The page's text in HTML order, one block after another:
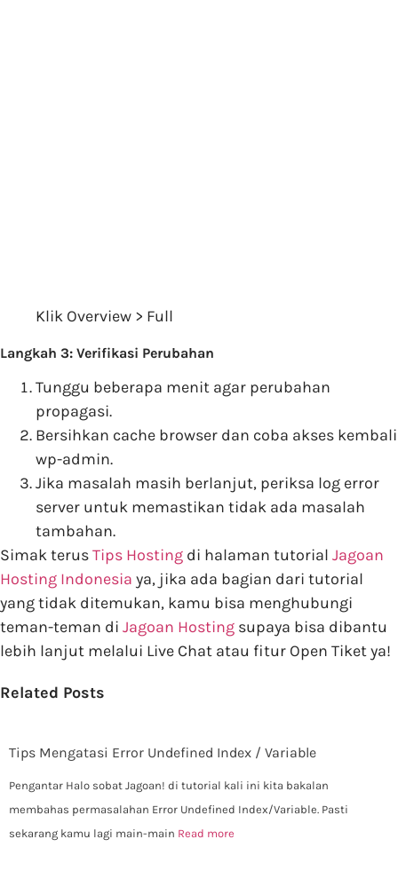
Klik Overview > Full
Langkah 3: Verifikasi Perubahan
Tunggu beberapa menit agar perubahan
propagasi.
Bersihkan cache browser dan coba akses kembali
wp-admin.
Jika masalah masih berlanjut, periksa log error
server untuk memastikan tidak ada masalah
tambahan.
Simak terusTips Hosting di halaman tutorial Jagoan
Hosting Indonesia ya, jika ada bagian dari tutorial
yang tidak ditemukan, kamu bisa menghubungi
teman-teman di Jagoan Hosting supaya bisa dibantu
lebih lanjut melalui Live Chat atau fitur Open Tiket ya!
Related Posts
Tips Mengatasi Error Undefined Index / Variable
Pengantar Halo sobat Jagoan! di tutorial kali ini kita bakalan
membahas permasalahan Error Undefined Index/Variable. Pasti
sekarang kamu lagi main-main Read more